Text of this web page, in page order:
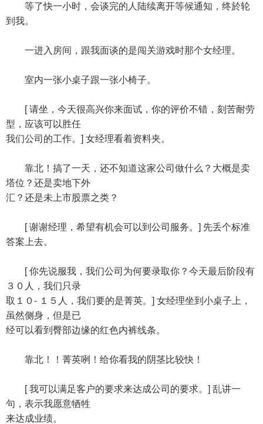
等了快一小时，会谈完的人陆续离开等候通知，终於轮
到我。
一进入房间，跟我面谈的是闯关游戏时那个女经理。
室内一张小桌子跟一张小椅子。
[ 请坐，今天很高兴你来面试，你的评价不错，刻苦耐劳
型，应该可以胜任
我们公司的工作。] 女经理看着资料夹。
靠北！搞了一天，还不知道这家公司做什么？大概是卖
塔位？还是卖地下外
汇？还是未上市股票之类？
[ 谢谢经理，希望有机会可以到公司服务。] 先丢个标准
答案上去。
[ 你先说服我，我们公司为何要录取你？今天最后阶段有
３０人，我们只录
取１０- １５人，我们要的是菁英。] 女经理坐到小桌子上，
虽然侧身，但是已
经可以看到臀部边缘的红色内裤线条。
靠北！！菁英咧！给你看我的阴茎比较快！
[ 我可以满足客户的要求来达成公司的要求。] 乱讲一
句，表示我愿意牺牲
来达成业绩。